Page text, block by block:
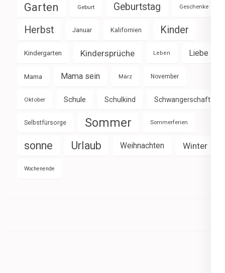
Garten Geburt Geburtstag Geschenke
Herbst Januar Kalifornien Kinder
Kindergarten Kindersprüche Leben Liebe
Mama Mama sein März November
Oktober Schule Schulkind Schwangerschaft
Selbstfürsorge Sommer Sommerferien
sonne Urlaub Weihnachten Winter
Wochenende